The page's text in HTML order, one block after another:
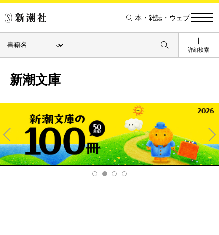
本・雑誌・ウェブ
詳細検索
新潮文庫
Pre
v
Ne
xt